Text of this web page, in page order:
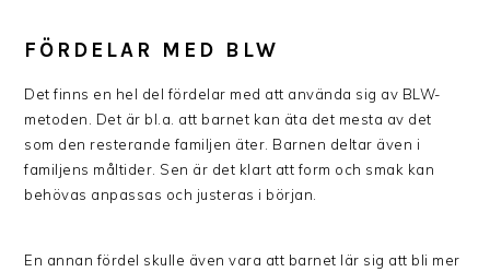
FÖRDELAR MED BLW
Det finns en hel del fördelar med att använda sig av BLW-
metoden. Det är bl.a. att barnet kan äta det mesta av det
som den resterande familjen äter. Barnen deltar även i
familjens måltider. Sen är det klart att form och smak kan
behövas anpassas och justeras i början.
En annan fördel skulle även vara att barnet lär sig att bli mer